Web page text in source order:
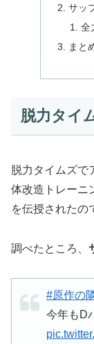
サッ
全
まと
脱力タイ
脱力タイムズで
体改造トレーニ
を伝授されたの
調べたところ、
#原作の
今年もD